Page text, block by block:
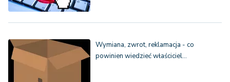
Wymiana, zwrot, reklamacja - co
powinien wiedzieć właściciel…